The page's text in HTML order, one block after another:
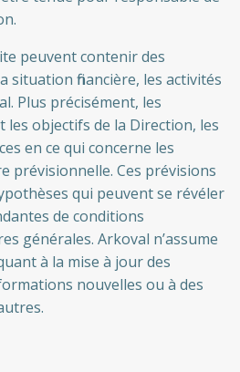
peuvent contenir des
situation financière, les activités
Plus précisément, les
les objectifs de la Direction, les
en ce qui concerne les
prévisionnelle. Ces prévisions
qui peuvent se révéler
de conditions
générales. Arkoval n’assume
à la mise à jour des
nouvelles ou à des